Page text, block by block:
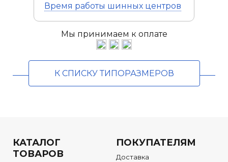
Время работы шинных центров
Мы принимаем к оплате
К СПИСКУ ТИПОРАЗМЕРОВ
КАТАЛОГ
ТОВАРОВ
ПОКУПАТЕЛЯМ
Доставка